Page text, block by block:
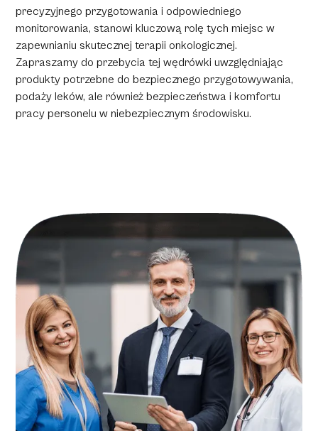
precyzyjnego przygotowania i odpowiedniego
monitorowania, stanowi kluczową rolę tych miejsc w
zapewnianiu skutecznej terapii onkologicznej.
Zapraszamy do przebycia tej wędrówki uwzględniając
produkty potrzebne do bezpiecznego przygotowywania,
podaży leków, ale również bezpieczeństwa i komfortu
pracy personelu w niebezpiecznym środowisku.